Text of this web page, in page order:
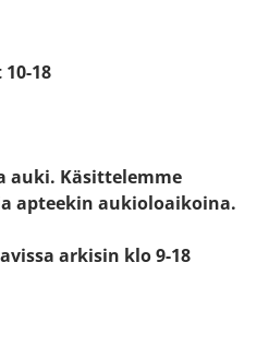
18
auki. Käsittelemme
apteekin aukioloaikoina.
arkisin klo 9-18